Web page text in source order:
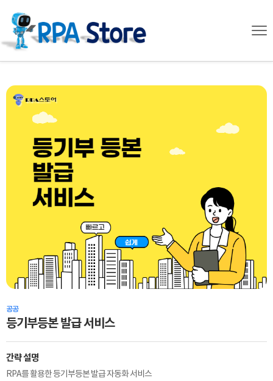
공공
등기부등본 발급 서비스
간략 설명
RPA를 활용한 등기부등본 발급 자동화 서비스